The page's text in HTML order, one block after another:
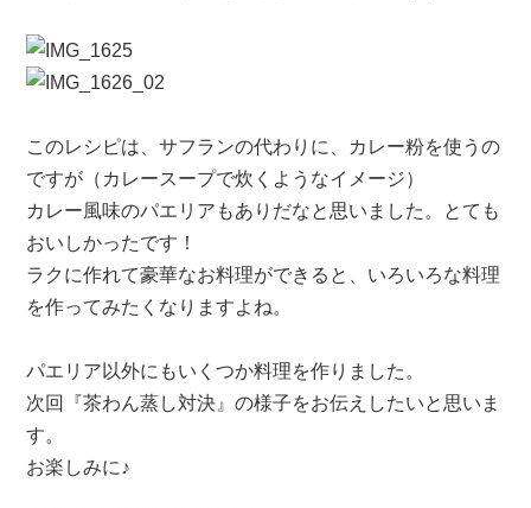
このレシピは、サフランの代わりに、カレー粉を使うの
ですが（カレースープで炊くようなイメージ）
カレー風味のパエリアもありだなと思いました。とても
おいしかったです！
ラクに作れて豪華なお料理ができると、いろいろな料理
を作ってみたくなりますよね。
パエリア以外にもいくつか料理を作りました。
次回『茶わん蒸し対決』の様子をお伝えしたいと思いま
す。
お楽しみに♪